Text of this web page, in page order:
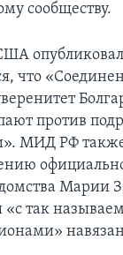
сообществу.
что
против
МИД РФ
Марии
«с так